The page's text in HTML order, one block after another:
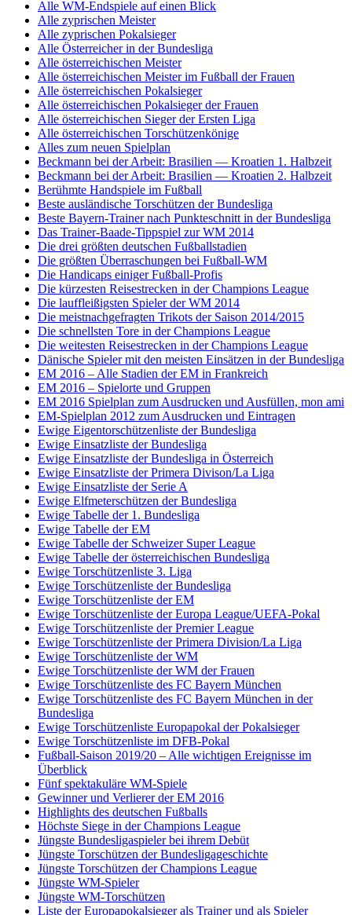
Alle WM-Endspiele auf einen Blick
Alle zyprischen Meister
Alle zyprischen Pokalsieger
Alle Österreicher in der Bundesliga
Alle österreichischen Meister
Alle österreichischen Meister im Fußball der Frauen
Alle österreichischen Pokalsieger
Alle österreichischen Pokalsieger der Frauen
Alle österreichischen Sieger der Ersten Liga
Alle österreichischen Torschützenkönige
Alles zum neuen Spielplan
Beckmann bei der Arbeit: Brasilien — Kroatien 1. Halbzeit
Beckmann bei der Arbeit: Brasilien — Kroatien 2. Halbzeit
Berühmte Handspiele im Fußball
Beste ausländische Torschützen der Bundesliga
Beste Bayern-Trainer nach Punkteschnitt in der Bundesliga
Das Trainer-Baade-Tippspiel zur WM 2014
Die drei größten deutschen Fußballstadien
Die größten Überraschungen bei Fußball-WM
Die Handicaps einiger Fußball-Profis
Die kürzesten Reisestrecken in der Champions League
Die lauffleißigsten Spieler der WM 2014
Die meistnachgefragten Trikots der Saison 2014/2015
Die schnellsten Tore in der Champions League
Die weitesten Reisestrecken in der Champions League
Dänische Spieler mit den meisten Einsätzen in der Bundesliga
EM 2016 – Alle Stadien der EM in Frankreich
EM 2016 – Spielorte und Gruppen
EM 2016 Spielplan zum Ausdrucken und Ausfüllen, mon ami
EM-Spielplan 2012 zum Ausdrucken und Eintragen
Ewige Eigentorschützenliste der Bundesliga
Ewige Einsatzliste der Bundesliga
Ewige Einsatzliste der Bundesliga in Österreich
Ewige Einsatzliste der Primera Divison/La Liga
Ewige Einsatzliste der Serie A
Ewige Elfmeterschützen der Bundesliga
Ewige Tabelle der 1. Bundesliga
Ewige Tabelle der EM
Ewige Tabelle der Schweizer Super League
Ewige Tabelle der österreichischen Bundesliga
Ewige Torschützenliste 3. Liga
Ewige Torschützenliste der Bundesliga
Ewige Torschützenliste der EM
Ewige Torschützenliste der Europa League/UEFA-Pokal
Ewige Torschützenliste der Premier League
Ewige Torschützenliste der Primera Division/La Liga
Ewige Torschützenliste der WM
Ewige Torschützenliste der WM der Frauen
Ewige Torschützenliste des FC Bayern München
Ewige Torschützenliste des FC Bayern München in der
Bundesliga
Ewige Torschützenliste Europapokal der Pokalsieger
Ewige Torschützenliste im DFB-Pokal
Fußball-Saison 2019/20 – Alle wichtigen Ereignisse im
Überblick
Fünf spektakuläre WM-Spiele
Gewinner und Verlierer der EM 2016
Highlights des deutschen Fußballs
Höchste Siege in der Champions League
Jüngste Bundesligaspieler bei ihrem Debüt
Jüngste Torschützen der Bundesligageschichte
Jüngste Torschützen der Champions League
Jüngste WM-Spieler
Jüngste WM-Torschützen
Liste der Europapokalsieger als Trainer und als Spieler